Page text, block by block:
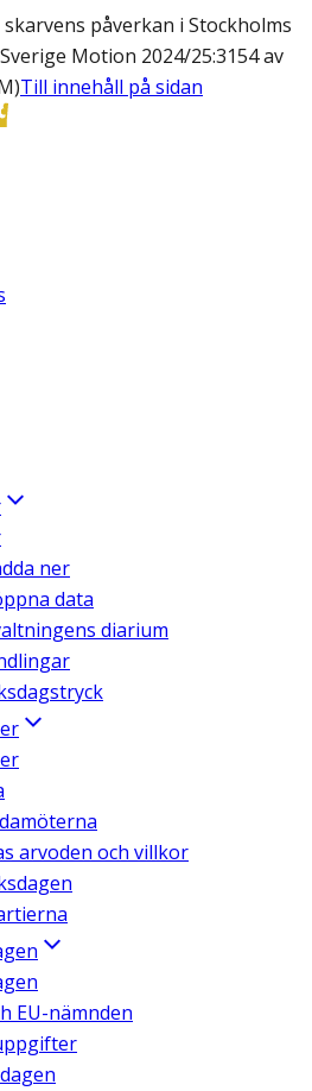
påverkan i Stockholms
Motion 2024/25:3154 av
Till innehåll på sidan
ner
data
diarium
arvoden och villkor
EU-nämnden